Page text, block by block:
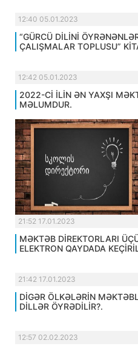
12:40 05.01.2023
“GÜRCÜ DİLİNİ
ÇALIŞMALAR TOPLUSU”
12:42 05.01.2023
2022-Cİ İLİN ƏN YAXŞI
MƏLUMDUR.
21:52 17.01.2023
MƏKTƏB DİREKTORLARI
ELEKTRON QAYDADA
21:42 17.01.2023
DİGƏR ÖLKƏLƏRİN
DİLLƏR ÖYRƏDİLİR?.
12:57 02.02.2023